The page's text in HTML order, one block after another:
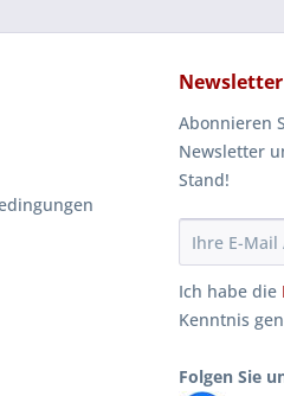
Newsletter
Abonnieren
Newsletter
Stand!
Ich habe die
Kenntnis
Folgen Sie